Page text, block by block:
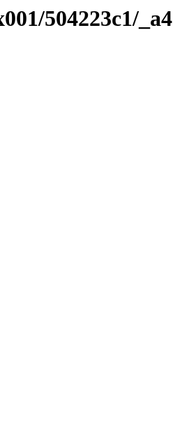
504223c1/_a4